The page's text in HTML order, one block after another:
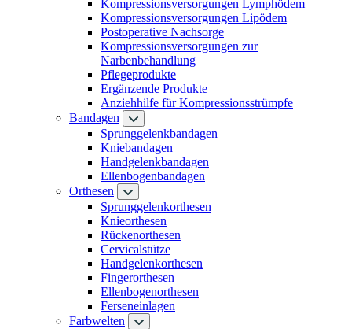
Kompressionsversorgungen Lymphödem
Kompressionsversorgungen Lipödem
Postoperative Nachsorge
Kompressionsversorgungen zur
Narbenbehandlung
Pflegeprodukte
Ergänzende Produkte
Anziehhilfe für Kompressionsstrümpfe
Bandagen
Sprunggelenkbandagen
Kniebandagen
Handgelenkbandagen
Ellenbogenbandagen
Orthesen
Sprunggelenkorthesen
Knieorthesen
Rückenorthesen
Cervicalstütze
Handgelenkorthesen
Fingerorthesen
Ellenbogenorthesen
Ferseneinlagen
Farbwelten